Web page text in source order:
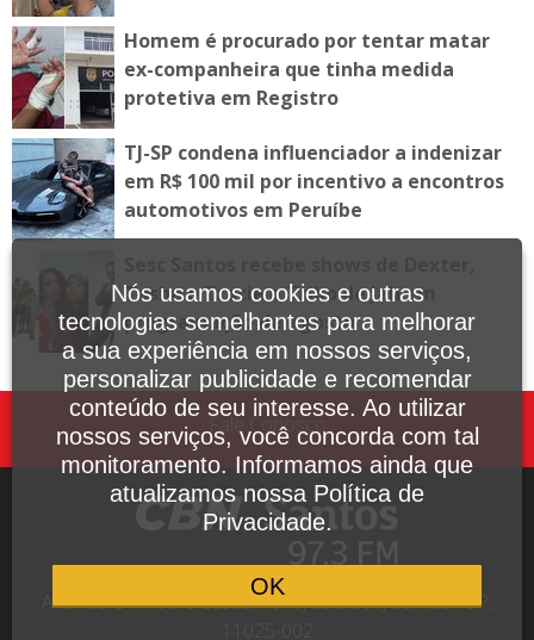
Homem é procurado por tentar matar
ex-companheira que tinha medida
protetiva em Registro
TJ-SP condena influenciador a indenizar
em R$ 100 mil por incentivo a encontros
automotivos em Peruíbe
Tasha e Tracie e Tribo de Jah em
programação de agosto
Fale Conosco
Avenida Dr. Pedro Lessa, 1640, sala 809, Santos - SP,
Nós usamos cookies e outras
tecnologias semelhantes para melhorar
a sua experiência em nossos serviços,
personalizar publicidade e recomendar
conteúdo de seu interesse. Ao utilizar
nossos serviços, você concorda com tal
monitoramento. Informamos ainda que
atualizamos nossa Política de
Privacidade.
OK